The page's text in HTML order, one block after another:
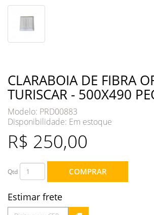
CLARABOIA DE FIBRA
TURISCAR - 500X490
Modelo: PRD00883
Disponibilidade: Em estoque
R$ 250,00
Qtd COMPRAR
Estimar frete